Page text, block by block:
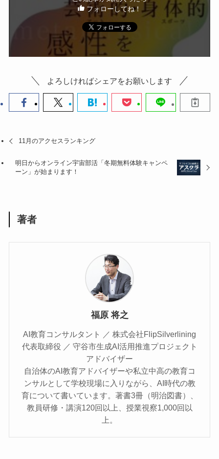
フォローしてね！
よろしければシェアをお願いします
11月のアクセスランキング
明日からオンライン宇宙部活「冬期無料体験キャンペ
ーン」が始まります！
著者
福原 将之
AI教育コンサルタント ／ 株式会社FlipSilverlining
代表取締役 ／ 守谷市生成AI活用推進プロジェクト
アドバイザー
自治体のAI教育アドバイザーや私立中高の教育コ
ンサルとして学校現場に入りながら、AI時代の教
育について書いています。著書3冊（明治図書）、
教員研修・講演120回以上、授業視察1,000回以
上。